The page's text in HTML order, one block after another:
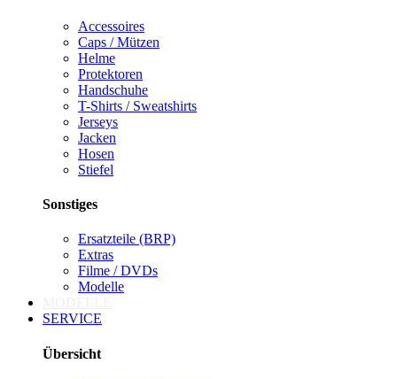
Accessoires
Caps / Mützen
Helme
Protektoren
Handschuhe
T-Shirts / Sweatshirts
Jerseys
Jacken
Hosen
Stiefel
Sonstiges
Ersatzteile (BRP)
Extras
Filme / DVDs
Modelle
SERVICE
Übersicht